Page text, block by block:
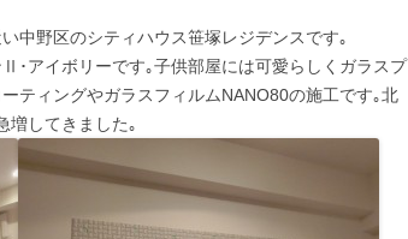
中野区のシティハウス笹塚レジデンスです｡
･アイボリーです｡子供部屋には可愛らしくガラスプ
ティングやガラスフィルムNANO80の施工です｡北
増してきました｡